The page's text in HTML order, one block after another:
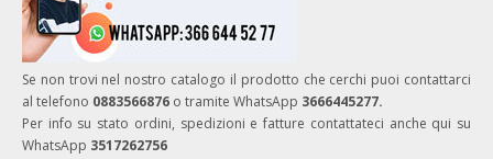
Se non trovi nel nostro catalogo il prodotto che cerchi puoi contattarci
al telefono 0883566876 o tramite WhatsApp 3666445277.
Per info su stato ordini, spedizioni e fatture contattateci anche qui su
WhatsApp 3517262756